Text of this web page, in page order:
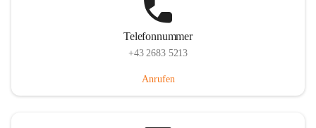
Telefonnummer
+43 2683 5213
Anrufen